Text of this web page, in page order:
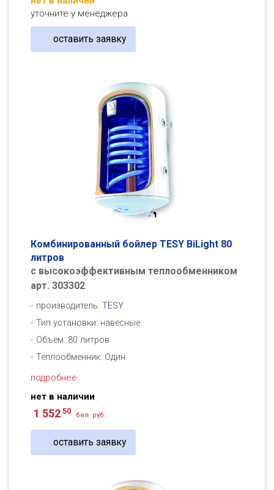
уточните у менеджера
оставить заявку
Комбинированный бойлер TESY BiLight 80
литров
с высокоэффективным теплообменником
арт. 303302
производитель: TESY
Тип установки: навесные
Объем: 80 литров
Теплообменник: Один
подробнее
нет в наличии
1 552 50 бел. руб.
оставить заявку